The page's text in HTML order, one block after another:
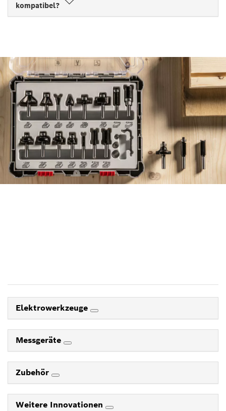
kompatibel?
Elektrowerkzeuge
Messgeräte
Zubehör
Weitere Innovationen